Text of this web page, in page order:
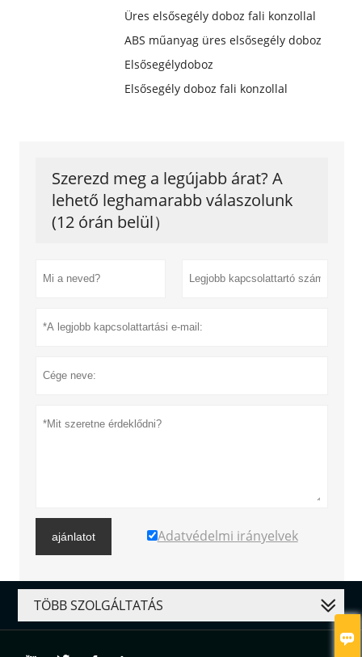

Üres elsősegély doboz fali konzollal
ABS műanyag üres elsősegély doboz
Elsősegélydoboz
Elsősegély doboz fali konzollal
Szerezd meg a legújabb árat? A
lehető leghamarabb válaszolunk
(12 órán belül）
ajánlatot Adatvédelmi irányelvek
TÖBB SZOLGÁLTATÁS